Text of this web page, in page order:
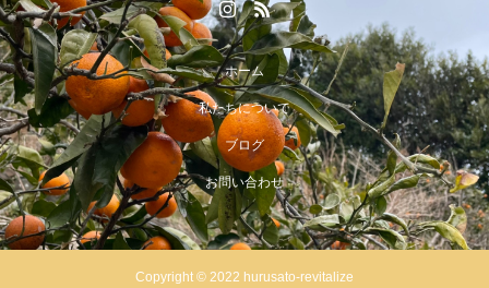
ホーム
私たちについて
ブログ
お問い合わせ
Copyright © 2022 hurusato-revitalize